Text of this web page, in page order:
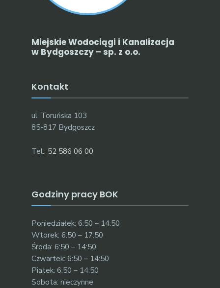
Miejskie Wodociągi i Kanalizacja
w Bydgoszczy – sp. z o.o.
Kontakt
ul. Toruńska 103
85-817 Bydgoszcz
Tel.: 52 586 06 00
Godziny pracy BOK
Poniedziałek: 6:50 – 14:50
Wtorek: 6:50 – 17:50
Środa: 6:50 – 14:50
Czwartek: 6:50 – 14:50
Piątek: 6:50 – 14:50
Sobota: nieczynne